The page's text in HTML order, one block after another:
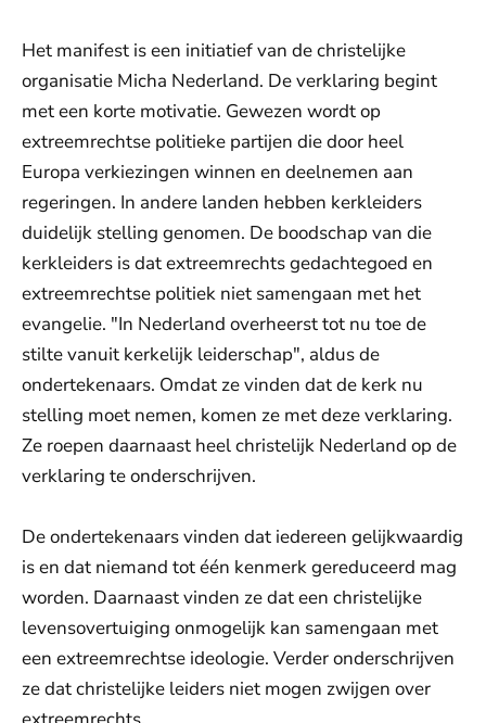
Het manifest is een initiatief van de christelijke
organisatie Micha Nederland. De verklaring begint
met een korte motivatie. Gewezen wordt op
extreemrechtse politieke partijen die door heel
Europa verkiezingen winnen en deelnemen aan
regeringen. In andere landen hebben kerkleiders
duidelijk stelling genomen. De boodschap van die
kerkleiders is dat extreemrechts gedachtegoed en
extreemrechtse politiek niet samengaan met het
evangelie. "In Nederland overheerst tot nu toe de
stilte vanuit kerkelijk leiderschap", aldus de
ondertekenaars. Omdat ze vinden dat de kerk nu
stelling moet nemen, komen ze met deze verklaring.
Ze roepen daarnaast heel christelijk Nederland op de
verklaring te onderschrijven.
De ondertekenaars vinden dat iedereen gelijkwaardig
is en dat niemand tot één kenmerk gereduceerd mag
worden. Daarnaast vinden ze dat een christelijke
levensovertuiging onmogelijk kan samengaan met
een extreemrechtse ideologie. Verder onderschrijven
ze dat christelijke leiders niet mogen zwijgen over